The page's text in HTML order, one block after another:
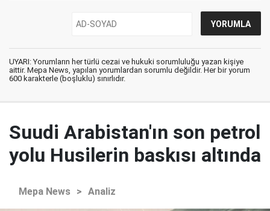
UYARI: Yorumların her türlü cezai ve hukuki sorumluluğu yazan kişiye
aittir. Mepa News, yapılan yorumlardan sorumlu değildir. Her bir yorum
600 karakterle (boşluklu) sınırlıdır.
Suudi Arabistan'ın son petrol
yolu Husilerin baskısı altında
Mepa News > Analiz